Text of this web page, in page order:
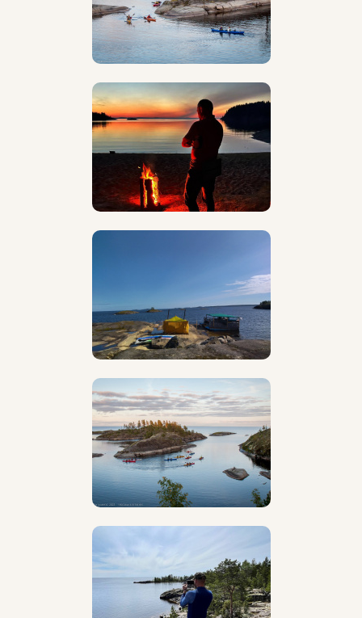
услугой за дополнительное вознаграждение).
Много времени я провожу на природе, с весны и до
осени, как только сходит лёд и пока вода не
становится твёрдой. Иногда приходится и
пробиваться по льду, а лучше в холодное время
ехать в тёплые места либо готовиться к зимним
приключениям! :)
Походный опыт : с 1993 года, ещё со школы. В
учебные годы плотно занимался пешим, вело,
многоборьем и волейболом, участие в различных
так же помощь в организации проведения
спортивных мероприятий. С 2013 года начал
осваивать водные походы на байдарках по бурным
рекам Карелии, любовь к дикой природе и шум
бурлящей воды, это навсегда! :)
Алтай и Абхазия, более усиленно осваиваю навыки
управления катамараном.Реки уже до 5 к.с.
Природа не ограничена только бурными реками,
есть множество мест, где своя красота и
особенность, это моря и большие озёра, поэтому,
не обойтись без морского каяка, это
идеальное судно для путешествия по гладкой воде.
Есть навыки управления моторной лодкой и
огромного плота, для более комфортных и
безопасных походов! :)
Водный туризм остаётся на первом месте, но
делать комбинации с пешкой, вело или даже